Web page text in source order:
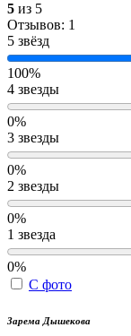
5 из 5
Отзывов: 1
5 звёзд
100%
4 звезды
0%
3 звезды
0%
2 звезды
0%
1 звезда
0%
С фото
Зарема Дышекова